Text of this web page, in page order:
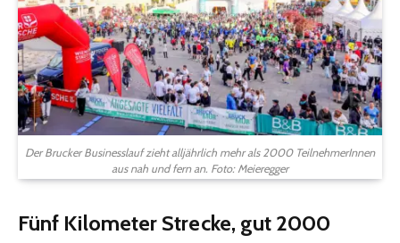
Der Brucker Businesslauf zieht alljährlich mehr als 2000 TeilnehmerInnen
aus nah und fern an. Foto: Meieregger
Fünf Kilometer Strecke, gut 2000